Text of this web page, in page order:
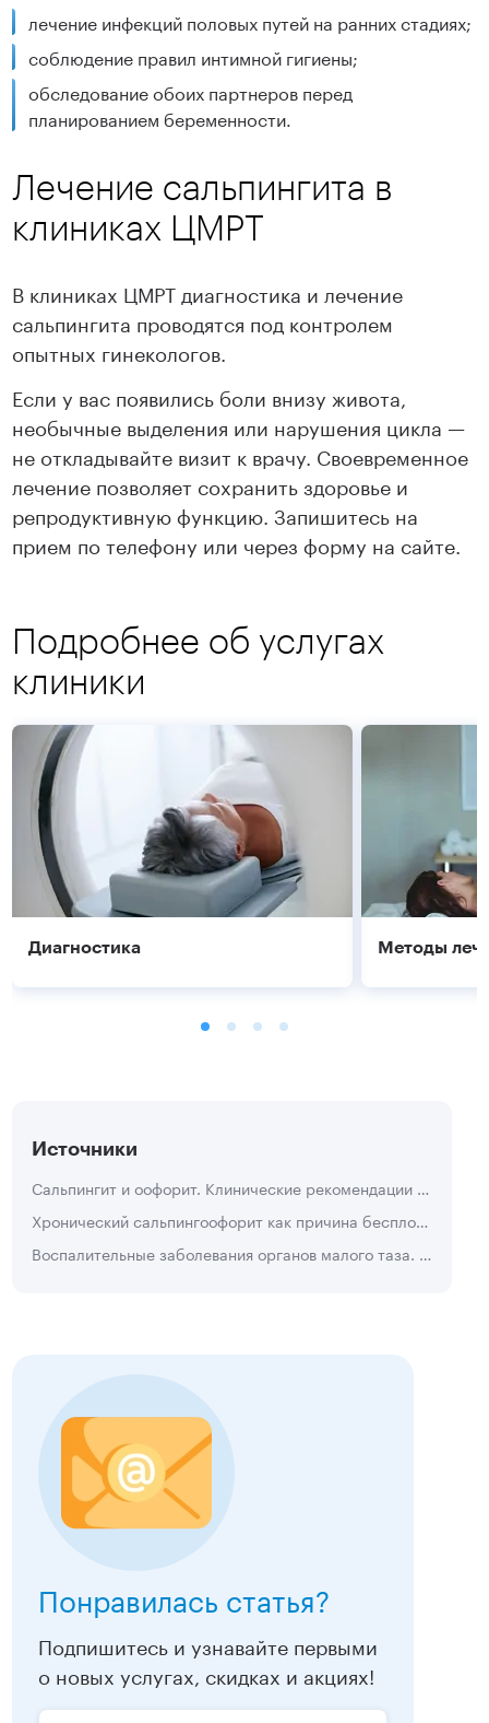
лечение инфекций половых путей на ранних стадиях;
соблюдение правил интимной гигиены;
обследование обоих партнеров перед
планированием беременности.
Лечение сальпингита в
клиниках ЦМРТ
В клиниках ЦМРТ диагностика и лечение
сальпингита проводятся под контролем
опытных гинекологов.
Если у вас появились боли внизу живота,
необычные выделения или нарушения цикла —
не откладывайте визит к врачу. Своевременное
лечение позволяет сохранить здоровье и
репродуктивную функцию. Запишитесь на
прием по телефону или через форму на сайте.
Подробнее об услугах
клиники
Диагностика
Подробнее
Методы
Подробнее
Источники
Сальпингит и оофорит. Клинические рекомендации Российского общества акушеров-гинекологов.
Хронический сальпингоофорит как причина бесплодия у женщин репродуктивного возраста. Авторы: Канаева Т.В., Оганян С.Э., Степанцова Ю.Н., 2018 г.
Воспалительные заболевания органов малого таза. Учебное пособие. Авторы: О.Г. Путинцева, Е.В. Веревкина, 2017 г.
Понравилась статья?
Подпишитесь и узнавайте первыми
о новых услугах, скидках и акциях!